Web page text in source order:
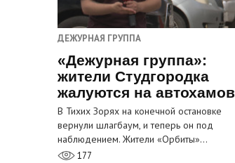
ДЕЖУРНАЯ ГРУППА
«Дежурная группа»:
жители Студгородка
жалуются на автохамов
В Тихих Зорях на конечной остановке
вернули шлагбаум, и теперь он под
наблюдением. Жители «Орбиты»…
177